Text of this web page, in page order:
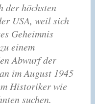
der höchsten
USA, weil sich
Geheimnis
einem
Abwurf der
im August 1945
Historiker wie
suchen.